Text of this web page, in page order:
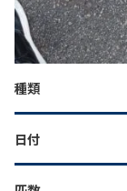
種類
日付